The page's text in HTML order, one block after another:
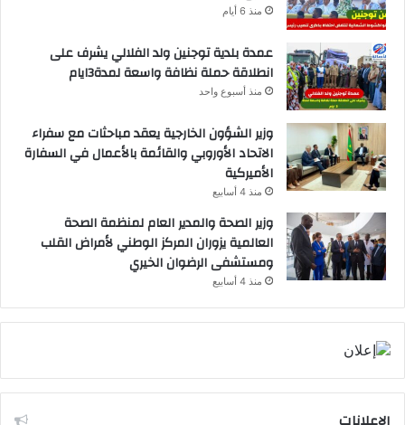
منذ 6 أيام
عمدة بلدية توجنين ولد الفلالي يشرف على
انطلاقة حملة نظافة واسعة لمدة3ايام
منذ أسبوع واحد
وزير الشؤون الخارجية يعقد مباحثات مع سفراء
الاتحاد الأوروبي والقائمة بالأعمال في السفارة
الأميركية
منذ 4 أسابيع
وزير الصحة والمدير العام لمنظمة الصحة
العالمية يزوران المركز الوطني لأمراض القلب
ومستشفى الرضوان الخيري
منذ 4 أسابيع